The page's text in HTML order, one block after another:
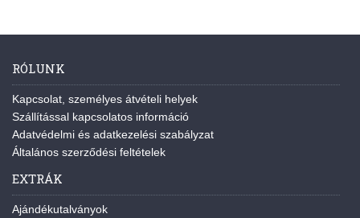
RÓLUNK
Kapcsolat, személyes átvételi helyek
Szállítással kapcsolatos információ
Adatvédelmi és adatkezelési szabályzat
Általános szerződési feltételek
EXTRÁK
Ajándékutalványok